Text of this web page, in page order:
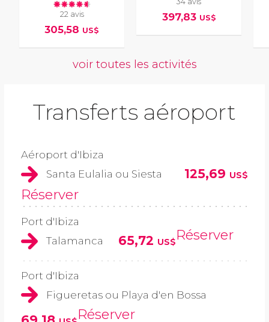
22 avis
305,58 US$
397,83 US$
voir toutes les activités
Transferts aéroport
Aéroport d'Ibiza
Santa Eulalia ou Siesta
125,69 US$
Réserver
Port d'Ibiza
Talamanca
65,72 US$Réserver
Port d'Ibiza
Figueretas ou Playa d'en Bossa
Réserver